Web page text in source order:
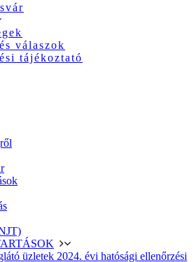
válaszok
tájékoztató
üzletek 2024. évi hatósági ellenőrzési